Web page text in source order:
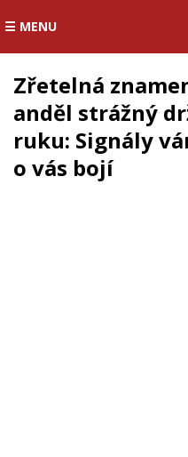
☰ MENU
Zřetelná
anděl strážný
ruku: Signály
o vás bojí